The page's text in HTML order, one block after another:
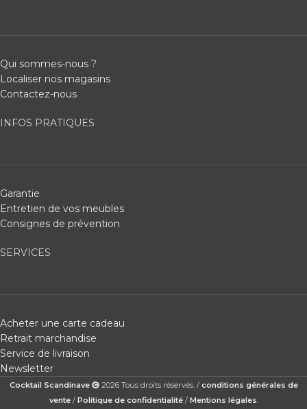
Qui sommes-nous ?
Localiser nos magasins
Contactez-nous
INFOS PRATIQUES
Garantie
Entretien de vos meubles
Consignes de prévention
SERVICES
Acheter une carte cadeau
Retrait marchandise
Service de livraison
Newsletter
Cocktail Scandinave 2026 Tous droits réservés. / conditions générales de
vente/ Politique de confidentialité/ Mentions légales